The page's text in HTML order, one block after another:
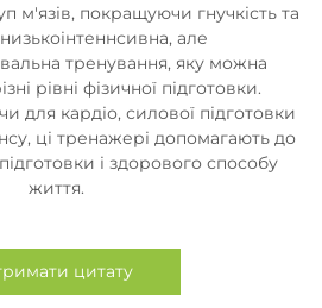
м'язів, покращуючи гнучкість та
але
тренування, яку можна
рівні фізичної підготовки.
для кардіо, силової підготовки
ці тренажері допомагають до
і здорового способу
життя.
цитату